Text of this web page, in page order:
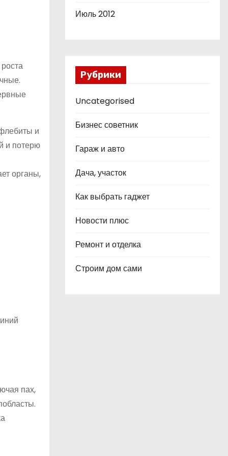
и
и потерю
органы,
пах,
Июль 2012
Рубрики
Uncategorised
Бизнес советник
Гараж и авто
Дача, участок
Как выбрать гаджет
Новости плюс
Ремонт и отделка
Строим дом сами